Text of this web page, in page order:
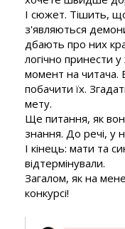
І сюжет. Тішить,
з'являються
дбають про них
логічно принести
момент на читача.
побачити їх.
мету.
Ще питання, як
знання. До речі, у
І кінець: мати та
відтермінували.
Загалом, як на
конкурсі!